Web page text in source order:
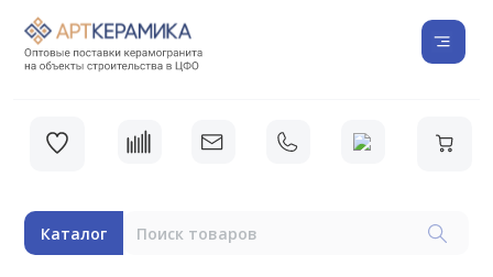
Каталог